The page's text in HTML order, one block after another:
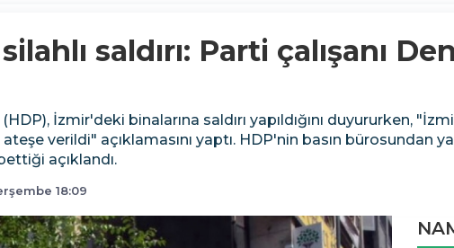
saldırı: Parti çalışanı
İzmir'deki binalarına saldırı yapıldığını duyururken,
verildi" açıklamasını yaptı. HDP'nin basın bürosundan
açıklandı.
18:09